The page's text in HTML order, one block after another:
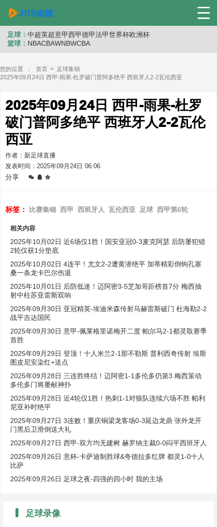
足球： 中超英超意甲西甲德甲法甲世界杯欧洲杯
篮球： NBACBAWNBWCBA
您的位置 ： 首页 > 足球集锦
2025年09月24日 西甲-雨果-杜罗破门普阿多绝平 西班牙人2-2瓦伦西亚
2025年09月24日 西甲-雨果-杜罗
破门普阿多绝平 西班牙人2-2瓦伦
西亚
作者：新足球直播
发表时间：2025年09月24日 06:06
分享
标签： 比赛集锦 西甲 西班牙人 瓦伦西亚 足球 西甲第6轮
相关内容
2025年10月02日 近6场仅1胜！国安亚冠0-3麦克阿瑟 后防屡犯错
2轮仅获1分垫底
2025年10月02日 4连平！尤文2-2遭黄潜绝平 加蒂精彩倒钩孔塞
桑一条龙卡巴尔伤退
2025年10月01日 后防低迷！迈阿密3-5芝加哥距榜首7分 梅西抽
射中柱苏亚雷斯双响
2025年09月30日 亚冠精英-埃迪米森传射马赫雷斯破门 杜海勒2-2
战平吉达国民
2025年09月30日 意甲-佩莱格里诺梅开二度 帕尔马2-1都灵取赛季
首胜
2025年09月29日 登顶！十人米兰2-1那不勒斯 普利西奇传射 埃斯
图皮尼安染红+送点
2025年09月28日 三连胜终结！迈阿密1-1多伦多仍第3 梅西策动
多伦多门将屡献神扑
2025年09月28日 近4轮仅1胜！热刺1-1对狼队连续六场不胜 帕利
尼亚补时绝平
2025年09月27日 3连败！重庆铜梁龙客场0-3延边龙鼎 张外龙开
门黑后卫滑倒送大礼
2025年09月27日 西甲-双方均无建树 赫罗纳主裁0-0闷平西班牙人
2025年09月26日 意杯-卡萨迪制胜球&夸德拉多红牌 都灵1-0十人
比萨
2025年09月26日 足球之夜-四强的四小时 我的主场
足球录像